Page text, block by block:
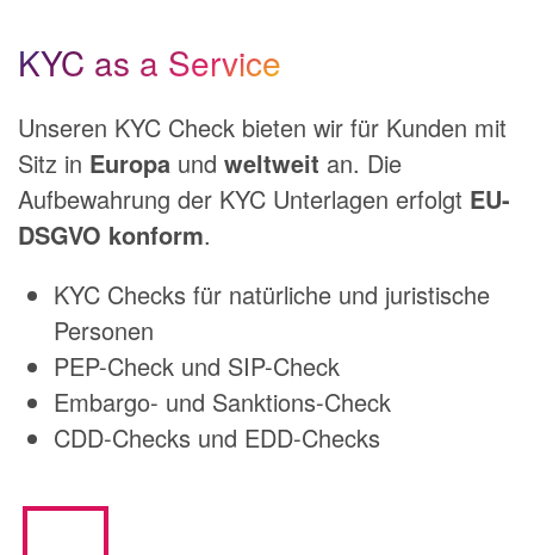
KYC as a Service
Unseren KYC Check bieten wir für Kunden mit
Sitz in Europa und weltweit an. Die
Aufbewahrung der KYC Unterlagen erfolgt EU-
DSGVO konform.
KYC Checks für natürliche und juristische
Personen
PEP-Check und SIP-Check
Embargo- und Sanktions-Check
CDD-Checks und EDD-Checks